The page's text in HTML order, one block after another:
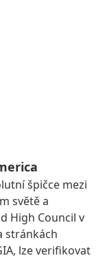
špičce mezi
světě a
High Council v
stránkách
lze verifikovat